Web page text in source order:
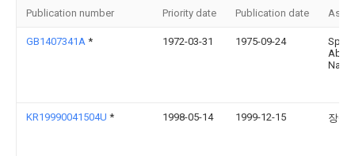
Publication number Priority date Publication date
GB1407341A * 1972-03-31 1975-09-24
KR19990041504U * 1998-05-14 1999-12-15 장팔